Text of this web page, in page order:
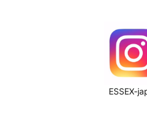
ESSEX-